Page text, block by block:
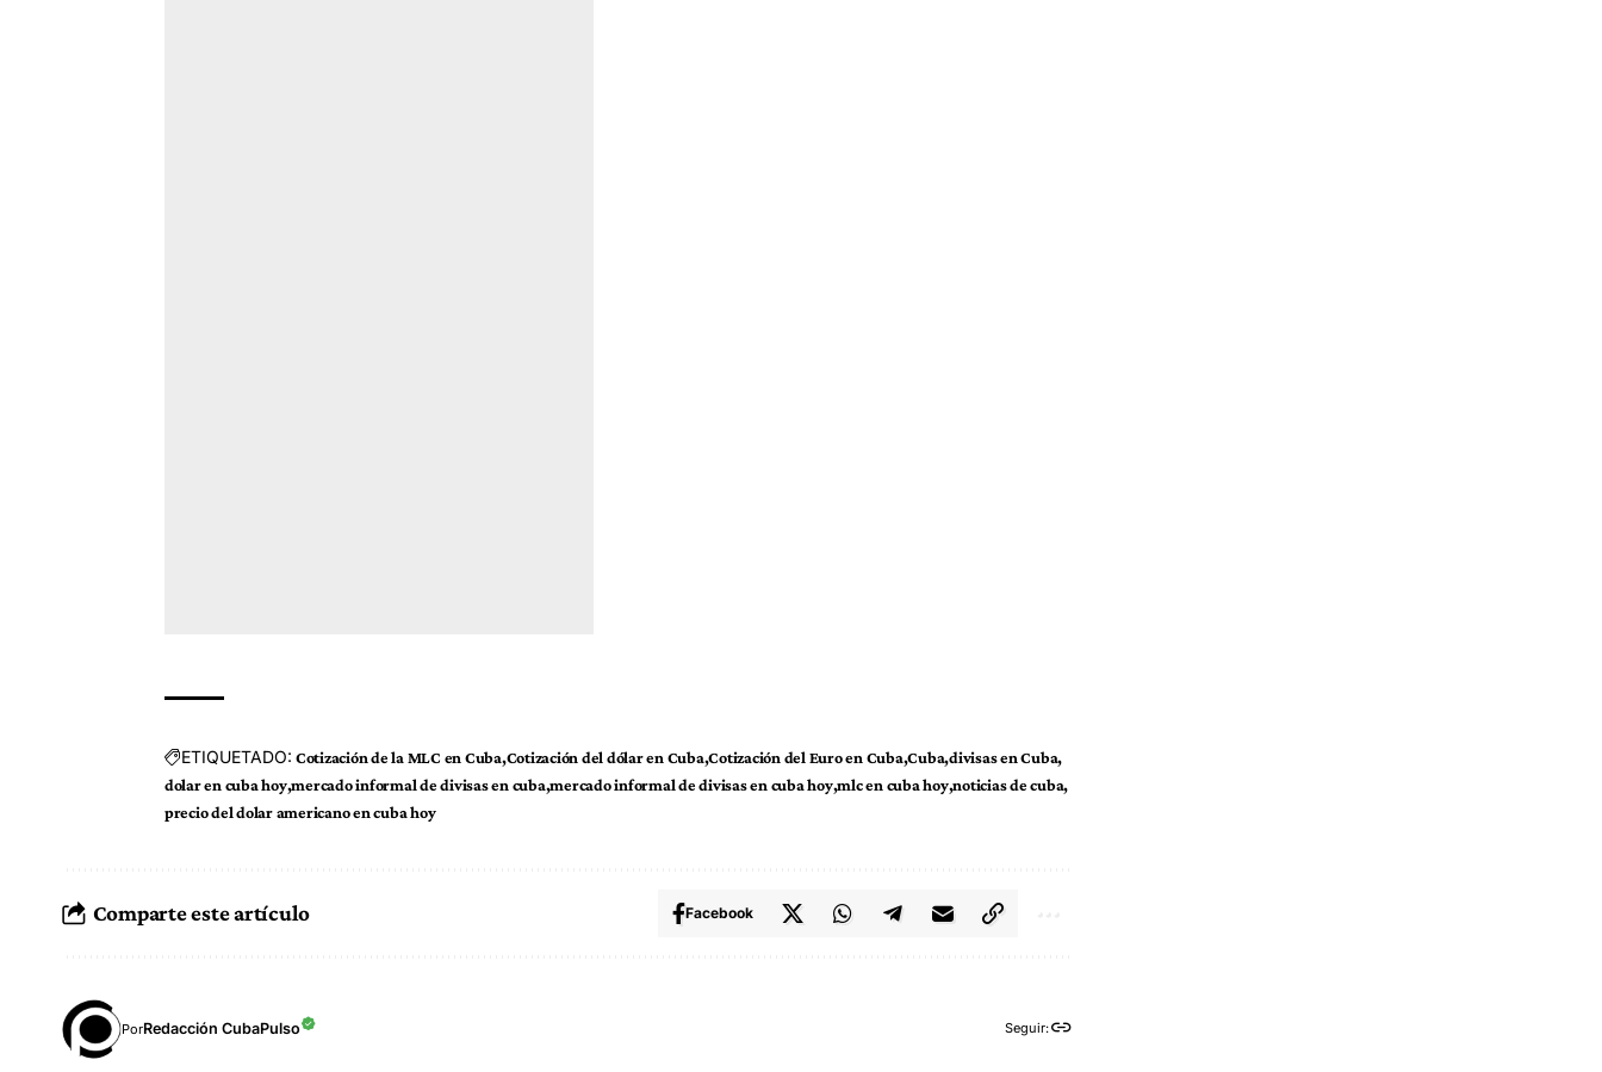
ETIQUETADO: Cotización de la MLC en Cuba Cotización del dólar en Cuba Cotización del Euro en Cuba Cuba divisas en Cuba
dolar en cuba hoy mercado informal de divisas en cuba mercado informal de divisas en cuba hoy mlc en cuba hoy noticias de cuba
precio del dolar americano en cuba hoy
Comparte este artículo Facebook
PorRedacción CubaPulso Seguir: